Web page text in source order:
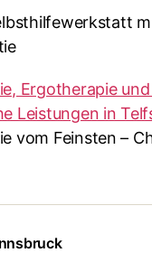
Ergotherapie
Leistungen in
vom Feinsten –